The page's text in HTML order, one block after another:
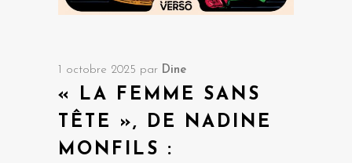
1 octobre 2025 par Dine
« LA FEMME SANS
TÊTE », DE NADINE
MONFILS :